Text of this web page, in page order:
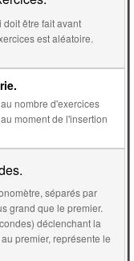
être fait avant
est aléatoire.
nombre d'exercices
séparés par
grand que le premier.
déclenchant la